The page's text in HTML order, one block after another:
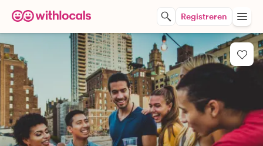
Registreren